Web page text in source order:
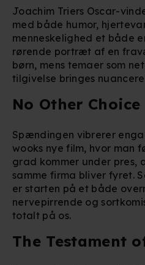
Joachim Triers Oscar-
med både humor,
menneskelighed et både
rørende portræt af en
børn, mens temaer som
tilgivelse bringes
No Other Choice
Spændingen vibrerer
wooks nye film, hvor man
grad kommer under pres,
samme firma bliver fyret.
er starten på et både
nervepirrende og
totalt på os.
The Testament